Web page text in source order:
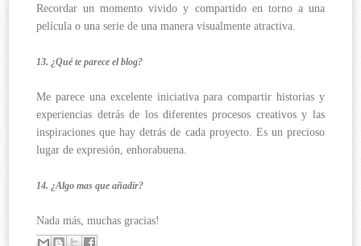
Recordar un momento vivido y compartido en torno a una
película o una serie de una manera visualmente atractiva.
13. ¿Qué te parece el blog?
Me parece una excelente iniciativa para compartir historias y
experiencias detrás de los diferentes procesos creativos y las
inspiraciones que hay detrás de cada proyecto. Es un precioso
lugar de expresión, enhorabuena.
14. ¿Algo mas que añadir?
Nada más, muchas gracias!